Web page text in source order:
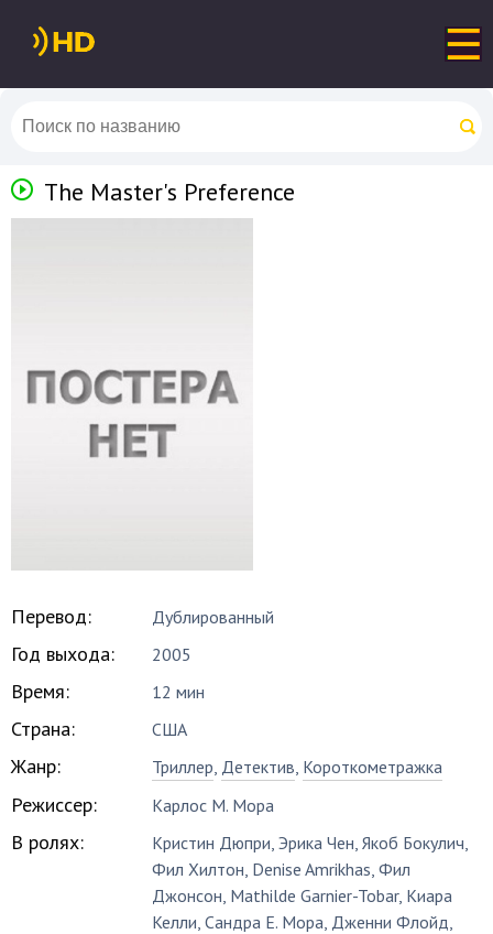
The Master's Preference
Перевод: Дублированный
Год выхода: 2005
Время: 12 мин
Страна: США
Жанр: Триллер, Детектив, Короткометражка
Режиссер: Карлос М. Мора
В ролях: Кристин Дюпри,Эрика Чен,Якоб Бокулич,
Фил Хилтон, Denise Amrikhas,Фил
Джонсон, Mathilde Garnier-Tobar, Киара
Келли,Сандра Е. Мора, Дженни Флойд,